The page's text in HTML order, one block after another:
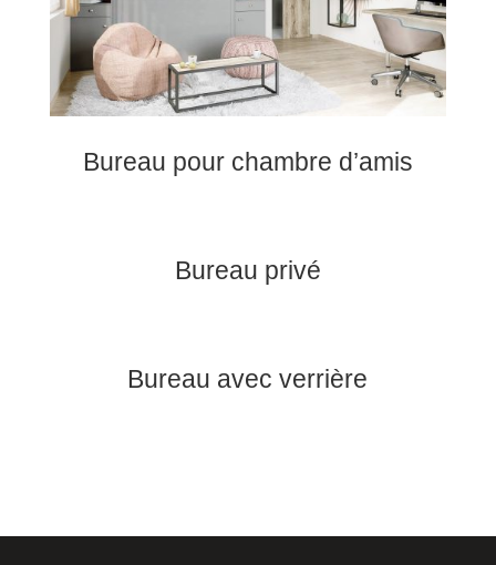
Bureau pour chambre d’amis
Bureau privé
Bureau avec verrière